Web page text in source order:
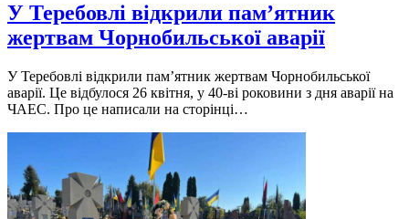
У Теребовлі відкрили пам’ятник
жертвам Чорнобильської аварії
У Теребовлі відкрили пам’ятник жертвам Чорнобильської
аварії. Це відбулося 26 квітня, у 40-ві роковини з дня аварії на
ЧАЕС. Про це написали на сторінці…